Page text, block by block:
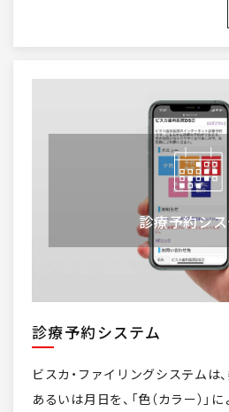
診療予約シ
診療予約システム
ビスカ・ファイリングシステムは
あるいは月日を、「色（カラー）」